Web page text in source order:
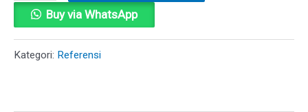
METODE
PENELITIAN
Buy via WhatsApp
Kategori: Referensi